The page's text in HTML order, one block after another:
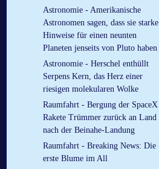
Astronomie - Amerikanische
Astronomen sagen, dass sie starke
Hinweise für einen neunten
Planeten jenseits von Pluto haben
Astronomie - Herschel enthüllt
Serpens Kern, das Herz einer
riesigen molekularen Wolke
Raumfahrt - Bergung der SpaceX
Rakete Trümmer zurück an Land
nach der Beinahe-Landung
Raumfahrt - Breaking News: Die
erste Blume im All